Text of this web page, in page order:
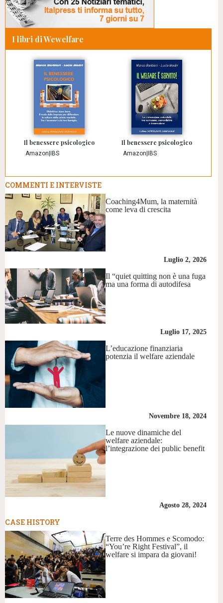
I libri di Wewelfare
Il benessere psicologico
Amazon IBS
Il benessere psicologico
Amazon IBS
COMMENTI E INTERVISTE
Coaching4Mum, la maternità
come leva di crescita
Luglio 2, 2026
Il “quiet quitting non è una fuga
ma una forma di autodifesa
Luglio 17, 2025
L’educazione finanziaria
potenzia il welfare aziendale
Novembre 18, 2024
Le nuove dinamiche del
welfare aziendale:
l’integrazione dei public benefit
Agosto 28, 2024
CASE HISTORY
Terre des Hommes e Scomodo:
“You’re Right Festival”, il
welfare si impara da giovani!